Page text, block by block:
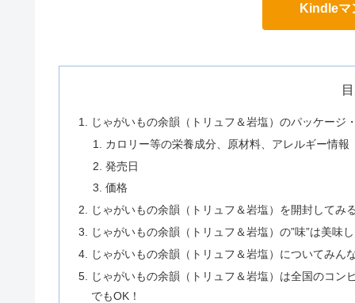
Kindleマ
じゃがいもの余韻（トリュフ＆岩塩）のパッケージ
カロリー等の栄養成分、原材料、アレルギー情報
発売日
価格
じゃがいもの余韻（トリュフ＆岩塩）を開封してみ
じゃがいもの余韻（トリュフ＆岩塩）の”味”は美味
じゃがいもの余韻（トリュフ＆岩塩）についてみん
じゃがいもの余韻（トリュフ＆岩塩）は全国のコ
でもOK！